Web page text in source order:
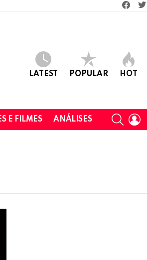
LATEST POPULAR HOT
E FILMES ANÁLISES
SEARCH